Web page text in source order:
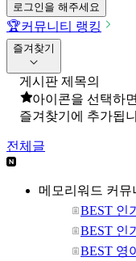
로그인을 해주세요
🏆커뮤니티 랭킹
즐겨찾기
게시판 제목의
아이콘을 선택하면
즐겨찾기에 추가됩
전체글
메모리워드 커뮤
BEST 인
BEST 인
BEST 영